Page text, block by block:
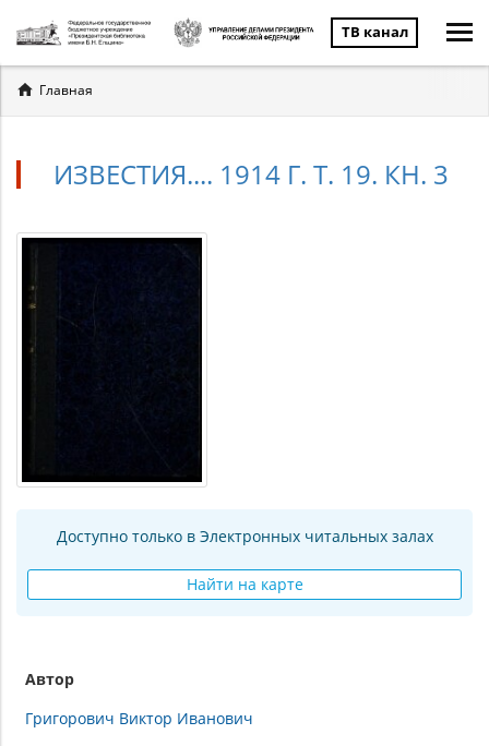
ТВ канал
Вы
здесь
Главная
ИЗВЕСТИЯ.... 1914 Г. Т. 19. КН. 3
Доступно только в Электронных читальных залах
Найти на карте
Автор
Григорович Виктор Иванович